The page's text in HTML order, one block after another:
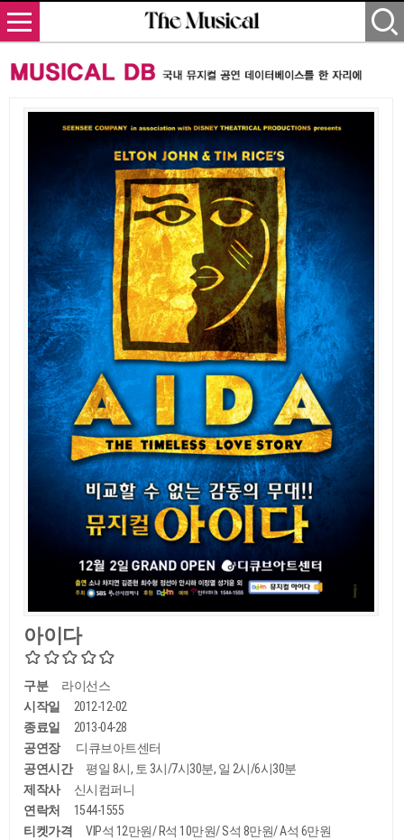
아이다
구분
라이선스
시작일
2012-12-02
종료일
2013-04-28
공연장
디큐브아트센터
공연시간
평일 8시, 토 3시/7시30분, 일 2시/6시30분
제작사
신시컴퍼니
연락처
1544-1555
티켓가격
VIP석 12만원/ R석 10만원/ S석 8만원/ A석 6만원